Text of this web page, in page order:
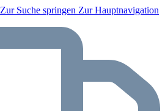
Zur Suche springen Zur Hauptnavigation